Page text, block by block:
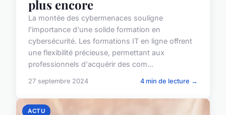
plus encore
La montée des cybermenaces souligne
l'importance d'une solide formation en
cybersécurité. Les formations IT en ligne offrent
une flexibilité précieuse, permettant aux
professionnels d'acquérir des com...
27 septembre 2024 4 min de lecture →
ACTU